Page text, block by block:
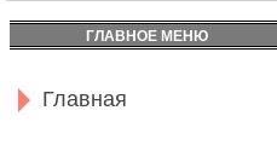
ГЛАВНОЕ МЕНЮ
Главная